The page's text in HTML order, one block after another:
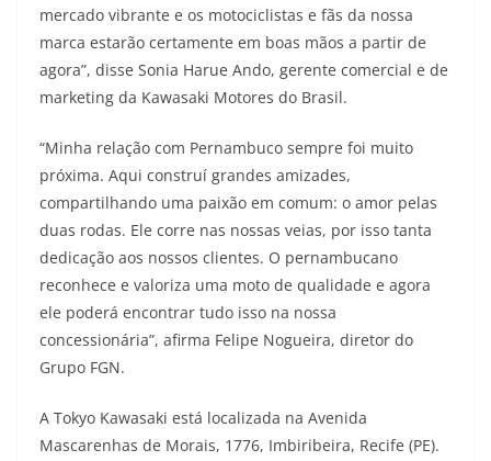
mercado vibrante e os motociclistas e fãs da nossa
marca estarão certamente em boas mãos a partir de
agora”, disse Sonia Harue Ando, gerente comercial e de
marketing da Kawasaki Motores do Brasil.
“Minha relação com Pernambuco sempre foi muito
próxima. Aqui construí grandes amizades,
compartilhando uma paixão em comum: o amor pelas
duas rodas. Ele corre nas nossas veias, por isso tanta
dedicação aos nossos clientes. O pernambucano
reconhece e valoriza uma moto de qualidade e agora
ele poderá encontrar tudo isso na nossa
concessionária”, afirma Felipe Nogueira, diretor do
Grupo FGN.
A Tokyo Kawasaki está localizada na Avenida
Mascarenhas de Morais, 1776, Imbiribeira, Recife (PE).